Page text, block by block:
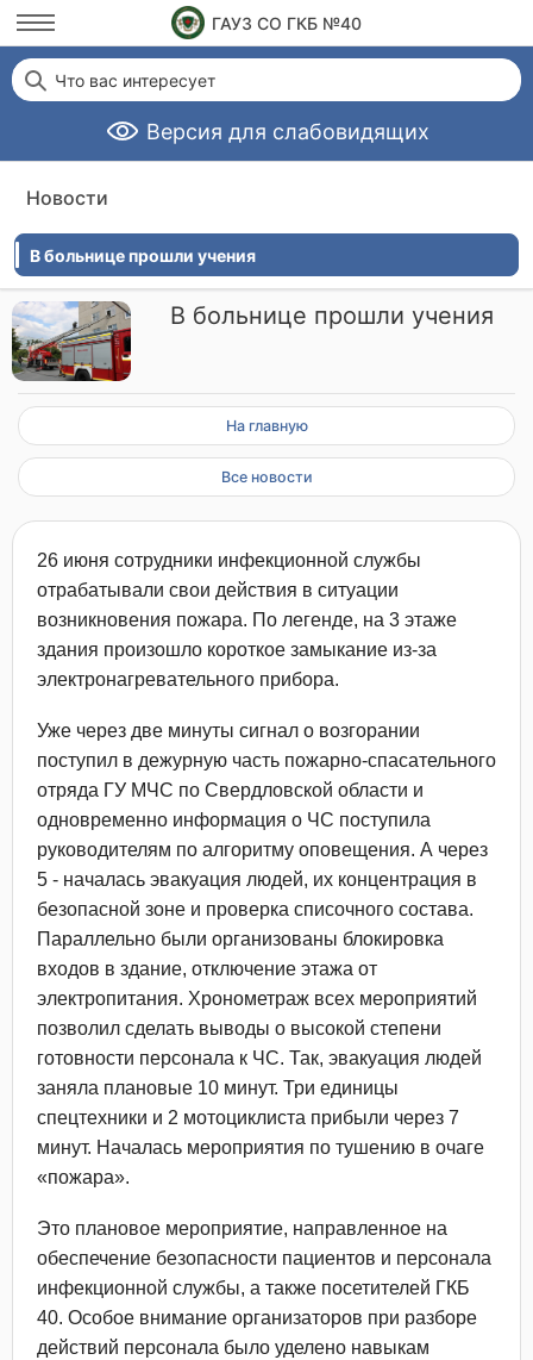
ГАУЗ СО ГКБ №40
Версия для слабовидящих
Что вас интересует
Новости
В больнице прошли учения
В больнице прошли учения
На главную
Все новости
26 июня сотрудники инфекционной службы
отрабатывали свои действия в ситуации
возникновения пожара. По легенде, на 3 этаже
здания произошло короткое замыкание из-за
электронагревательного прибора.
Уже через две минуты сигнал о возгорании
поступил в дежурную часть пожарно-спасательного
отряда ГУ МЧС по Свердловской области и
одновременно информация о ЧС поступила
руководителям по алгоритму оповещения. А через
5 - началась эвакуация людей, их концентрация в
безопасной зоне и проверка списочного состава.
Параллельно были организованы блокировка
входов в здание, отключение этажа от
электропитания. Хронометраж всех мероприятий
позволил сделать выводы о высокой степени
готовности персонала к ЧС. Так, эвакуация людей
заняла плановые 10 минут. Три единицы
спецтехники и 2 мотоциклиста прибыли через 7
минут. Началась мероприятия по тушению в очаге
«пожара».
Это плановое мероприятие, направленное на
обеспечение безопасности пациентов и персонала
инфекционной службы, а также посетителей ГКБ
40. Особое внимание организаторов при разборе
действий персонала было уделено навыкам